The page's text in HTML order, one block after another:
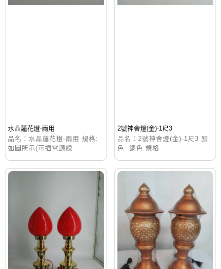
水晶蓮花燈-兩用
品名：水晶蓮花燈-兩用 規格:
如圖所示(可插電源線
2號神舍燈(金)-1尺3
品名：2號神舍燈(金)-1尺3 顏
色: 銅色 規格